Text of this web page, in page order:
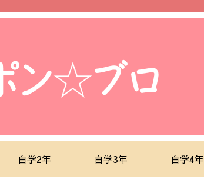
自学2年 自学3年 自学4年